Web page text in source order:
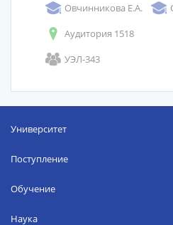
Овчинникова Е.А.
Аудитория 1518
УЭЛ-343
Университет
Поступление
Обучение
Наука